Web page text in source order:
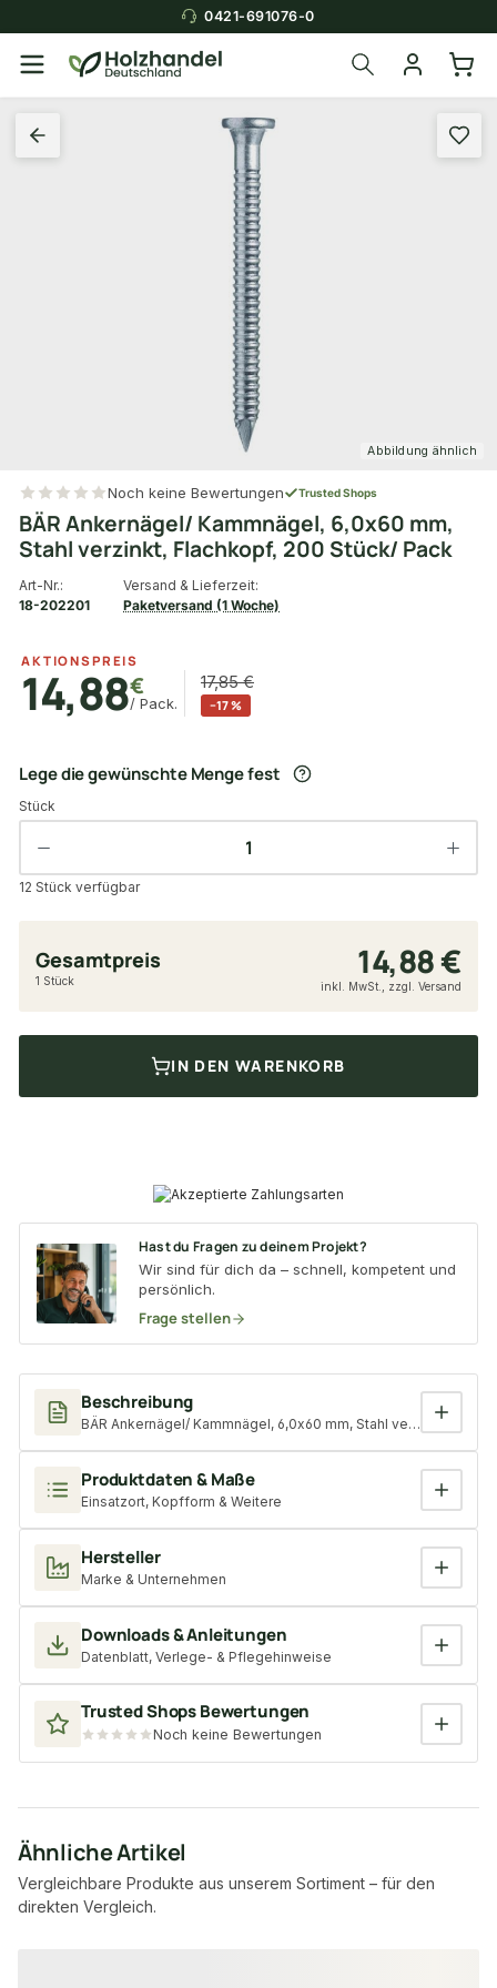
0421-691076-0
Abbildung ähnlich
Beschreibung
BÄR Ankernägel/ Kammnägel, 6,0x60 mm, Stahl verzinkt,
Produktdaten & Maße
Einsatzort, Kopfform & Weitere
Hersteller
Marke & Unternehmen
Downloads & Anleitungen
Datenblatt, Verlege- & Pflegehinweise
Trusted Shops Bewertungen
Noch keine Bewertungen
Noch keine Bewertungen Trusted Shops
BÄR Ankernägel/ Kammnägel, 6,0x60 mm,
Stahl verzinkt, Flachkopf, 200 Stück/ Pack
Art-Nr.:
18-202201
Versand & Lieferzeit:
Paketversand (1 Woche)
AKTIONSPREIS
14,88€
/ Pack.
17,85 €
−17 %
Lege die gewünschte Menge fest
Stück
12 Stück verfügbar
Gesamtpreis 14,88 €
1 Stück inkl. MwSt., zzgl. Versand
IN DEN WARENKORB
Hast du Fragen zu deinem Projekt?
Wir sind für dich da – schnell, kompetent und
persönlich.
Frage stellen
Ähnliche Artikel
Vergleichbare Produkte aus unserem Sortiment – für den
direkten Vergleich.